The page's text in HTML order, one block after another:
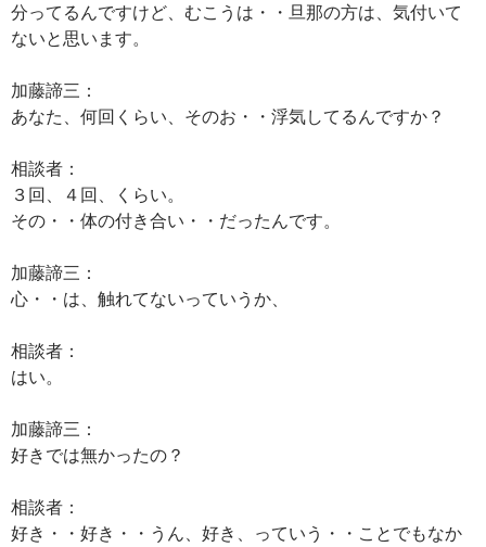
分ってるんですけど、むこうは・・旦那の方は、気付いて
ないと思います。
加藤諦三：
あなた、何回くらい、そのお・・浮気してるんですか？
相談者：
３回、４回、くらい。
その・・体の付き合い・・だったんです。
加藤諦三：
心・・は、触れてないっていうか、
相談者：
はい。
加藤諦三：
好きでは無かったの？
相談者：
好き・・好き・・うん、好き、っていう・・ことでもなか